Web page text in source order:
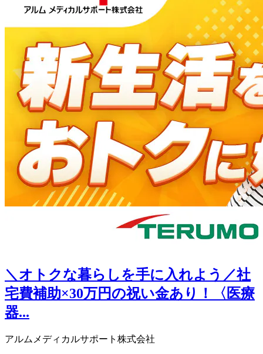
＼オトクな暮らしを手に入れよう／社
宅費補助×30万円の祝い金あり！〈医療
器...
アルムメディカルサポート株式会社